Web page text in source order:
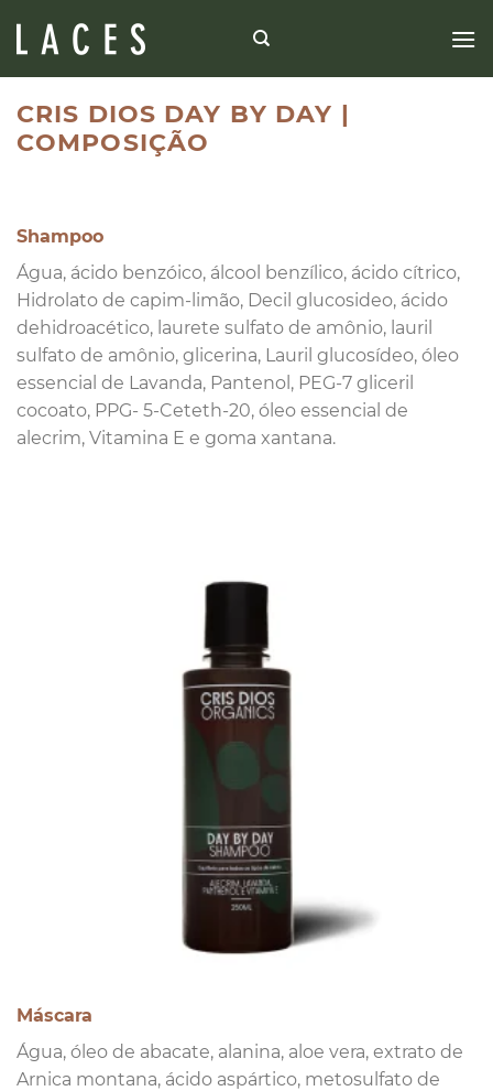
CRIS DIOS DAY BY DAY |
COMPOSIÇÃO
Shampoo
Água, ácido benzóico, álcool benzílico, ácido cítrico,
Hidrolato de capim-limão, Decil glucosideo, ácido
dehidroacético, laurete sulfato de amônio, lauril
sulfato de amônio, glicerina, Lauril glucosídeo, óleo
essencial de Lavanda, Pantenol, PEG-7 gliceril
cocoato, PPG- 5-Ceteth-20, óleo essencial de
alecrim, Vitamina E e goma xantana.
Máscara
Água, óleo de abacate, alanina, aloe vera, extrato de
Arnica montana, ácido aspártico, metosulfato de